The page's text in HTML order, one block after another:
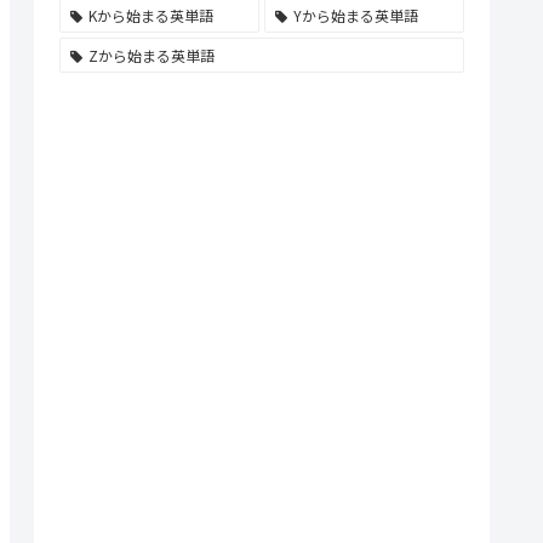
Kから始まる英単語
Yから始まる英単語
Zから始まる英単語